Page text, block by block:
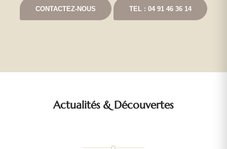
CONTACTEZ-NOUS TEL : 04 91 46 36 14
Actualités & Découvertes